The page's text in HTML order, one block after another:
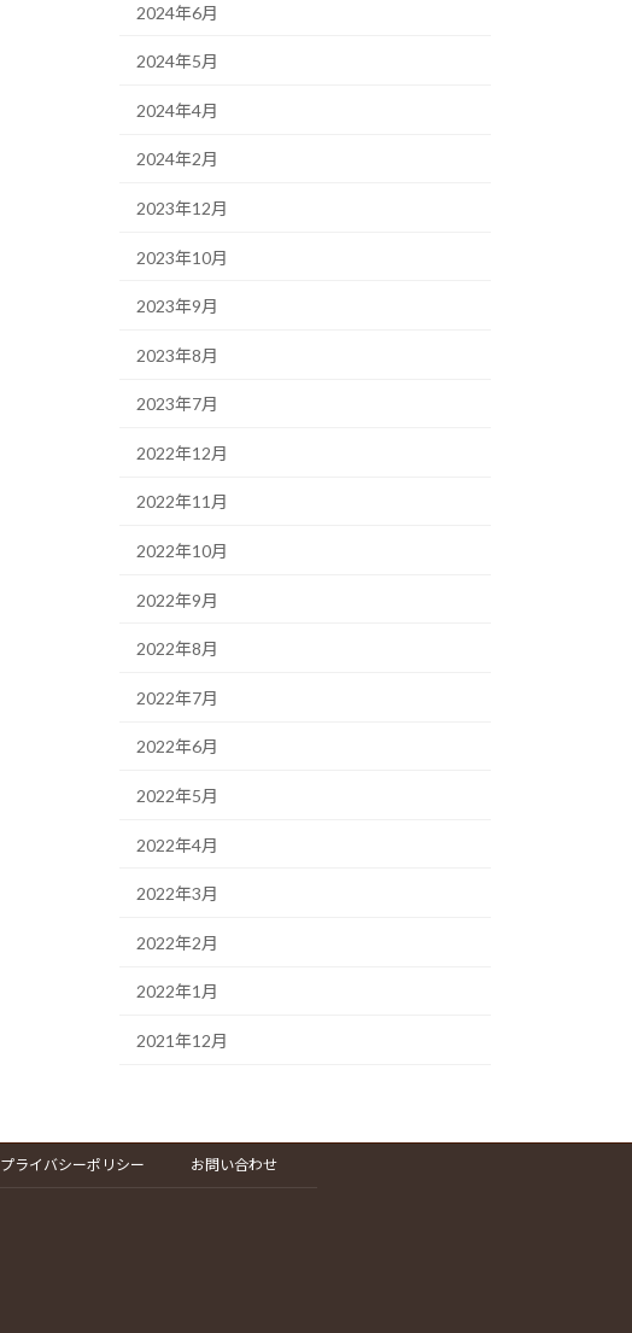
2024年6月
2024年5月
2024年4月
2024年2月
2023年12月
2023年10月
2023年9月
2023年8月
2023年7月
2022年12月
2022年11月
2022年10月
2022年9月
2022年8月
2022年7月
2022年6月
2022年5月
2022年4月
2022年3月
2022年2月
2022年1月
2021年12月
プライバシーポリシー お問い合わせ